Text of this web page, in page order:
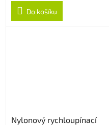
Do košíku
Nylonový rychloupínací